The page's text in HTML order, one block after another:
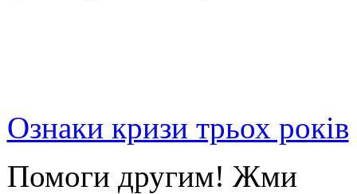
Ознаки кризи трьох років
Помоги другим! Жми